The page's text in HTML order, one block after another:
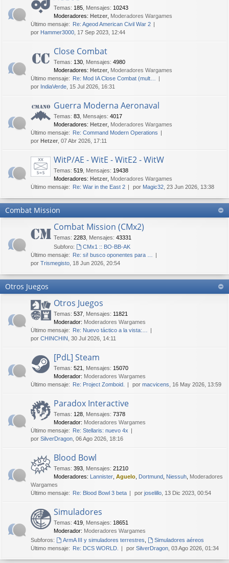
Temas: 185 Mensajes: 10243
Moderadores: Hetzer Moderadores Wargames
Último mensaje: Re: Ageod American Civil War 2
por Hammer3000 , 17 Sep 2023, 12:44
Close Combat
Temas: 130 Mensajes: 4980
Moderadores: Hetzer Moderadores Wargames
Último mensaje: Re: Mod IA Close Combat (mult…
por IndiaVerde , 15 Jul 2026, 16:31
Guerra Moderna Aeronaval
Temas: 83 Mensajes: 4017
Moderadores: Hetzer Moderadores Wargames
Último mensaje: Re: Command Modern Operations
por Hetzer , 07 Abr 2026, 17:11
WitP/AE - WitE - WitE2 - WitW
Temas: 519 Mensajes: 19438
Moderadores: Hetzer Moderadores Wargames
Último mensaje: Re: War in the East 2 por Magic32 , 23 Jun 2026, 13:38
Combat Mission
Combat Mission (CMx2)
Temas: 2283 Mensajes: 43331
Subforo:
CMx1 :: BO-BB-AK
Último mensaje: Re: si! busco oponentes para …
por Trismegisto , 18 Jun 2026, 20:54
Otros Juegos
Otros Juegos
Temas: 537 Mensajes: 11821
Moderador: Moderadores Wargames
Último mensaje: Re: Nuevo táctico a la vista:…
por CHINCHIN , 30 Jul 2026, 14:11
[PdL] Steam
Temas: 521 Mensajes: 15070
Moderador: Moderadores Wargames
Último mensaje: Re: Project Zomboid. por macvicens , 16 May 2026, 13:59
Paradox Interactive
Temas: 128 Mensajes: 7378
Moderador: Moderadores Wargames
Último mensaje: Re: Stellaris: nuevo 4x
por SilverDragon , 06 Ago 2026, 18:16
Blood Bowl
Temas: 393 Mensajes: 21210
Moderadores: Lannister Aguelo Dortmund Niessuh Moderadores
Wargames
Último mensaje: Re: Blood Bowl 3 beta por joselillo , 13 Dic 2023, 00:54
Simuladores
Temas: 419 Mensajes: 18651
Moderador: Moderadores Wargames
Subforos:
ArmA III y simuladores terrestres
Simuladores aéreos
Último mensaje: Re: DCS WORLD. por SilverDragon , 03 Ago 2026, 01:34